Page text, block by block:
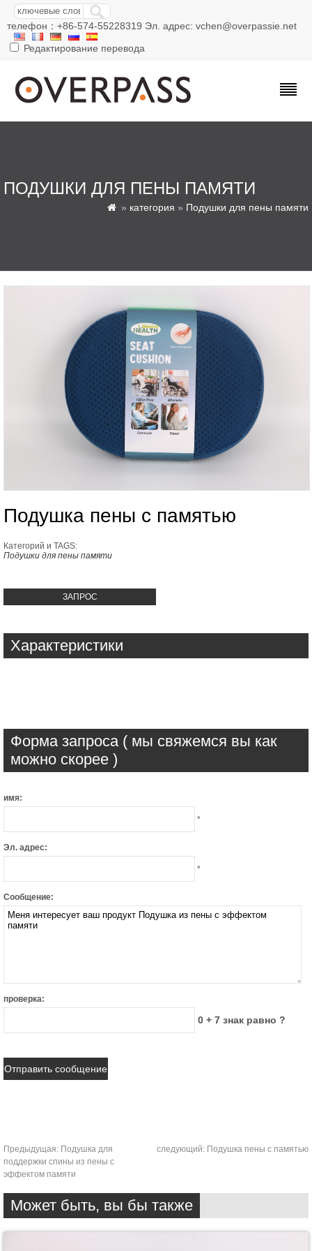
телефон：+86-574-55228319 Эл. адрес: vchen@overpassie.net
Редактирование перевода
ПОДУШКИ ДЛЯ ПЕНЫ ПАМЯТИ
 » категория » Подушки для пены памяти
Подушка пены с памятью
Категорий и TAGS:
Подушки для пены памяти
ЗАПРОС
Характеристики
Форма запроса ( мы свяжемся вы как
можно скорее )
имя:
*
Эл. адрес:
*
Сообщение:
проверка:
0 + 7 знак равно ?
Предыдущая: Подушка для
поддержки спины из пены с
эффектом памяти
следующий: Подушка пены с памятью
Может быть, вы бы также